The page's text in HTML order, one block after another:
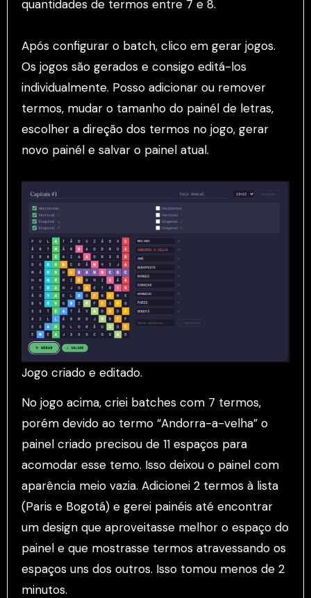
quantidades de termos entre 7 e 8.
Após configurar o batch, clico em gerar jogos.
Os jogos são gerados e consigo editá-los
individualmente. Posso adicionar ou remover
termos, mudar o tamanho do painél de letras,
escolher a direção dos termos no jogo, gerar
novo painél e salvar o painel atual.
Jogo criado e editado.
No jogo acima, criei batches com 7 termos,
porém devido ao termo “Andorra-a-velha” o
painel criado precisou de 11 espaços para
acomodar esse temo. Isso deixou o painel com
aparência meio vazia. Adicionei 2 termos à lista
(Paris e Bogotá) e gerei painéis até encontrar
um design que aproveitasse melhor o espaço do
painel e que mostrasse termos atravessando os
espaços uns dos outros. Isso tomou menos de 2
minutos.